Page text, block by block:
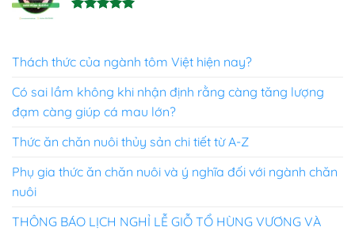
Thách thức của ngành tôm Việt hiện nay?
Có sai lầm không khi nhận định rằng càng tăng lượng
đạm càng giúp cá mau lớn?
Thức ăn chăn nuôi thủy sản chi tiết từ A-Z
Phụ gia thức ăn chăn nuôi và ý nghĩa đối với ngành chăn
nuôi
THÔNG BÁO LỊCH NGHỈ LỄ GIỖ TỔ HÙNG VƯƠNG VÀ